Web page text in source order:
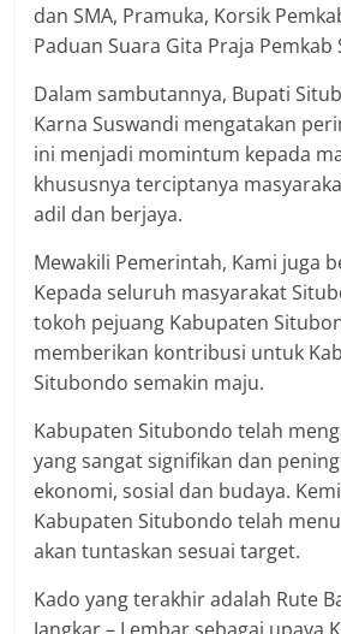
dan SMA, Pramuka, Korsik
Paduan Suara Gita Praja
Dalam sambutannya, Bupati
Karna Suswandi mengatakan
ini menjadi momintum kepada
khususnya terciptanya
adil dan berjaya.
Mewakili Pemerintah, Kami juga
Kepada seluruh masyarakat
tokoh pejuang Kabupaten
memberikan kontribusi untuk
Situbondo semakin maju.
Kabupaten Situbondo telah
yang sangat signifikan dan
ekonomi, sosial dan budaya.
Kabupaten Situbondo telah
akan tuntaskan sesuai target.
Kado yang terakhir adalah Rute